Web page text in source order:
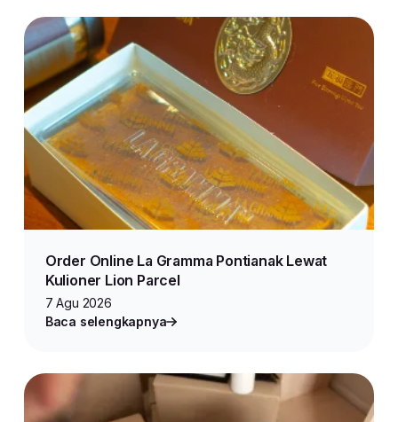
Order Online La Gramma Pontianak Lewat
Kulioner Lion Parcel
7 Agu 2026
Baca selengkapnya